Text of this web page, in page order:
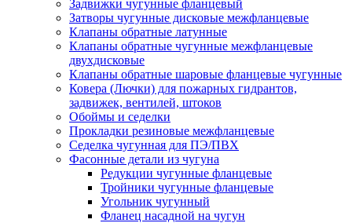
Задвижки чугунные фланцевый
Затворы чугунные дисковые межфланцевые
Клапаны обратные латунные
Клапаны обратные чугунные межфланцевые
двухдисковые
Клапаны обратные шаровые фланцевые чугунные
Ковера (Лючки) для пожарных гидрантов,
задвижек, вентилей, штоков
Обоймы и седелки
Прокладки резиновые межфланцевые
Седелка чугунная для ПЭ/ПВХ
Фасонные детали из чугуна
Редукции чугунные фланцевые
Тройники чугунные фланцевые
Угольник чугунный
Фланец насадной на чугун